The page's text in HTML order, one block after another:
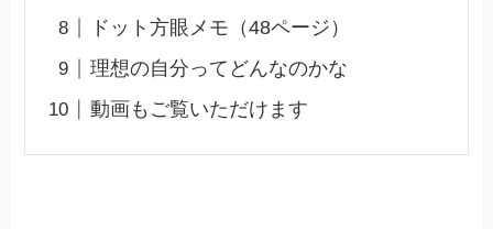
ドット方眼メモ（48ページ）
理想の自分ってどんなのかな
動画もご覧いただけます